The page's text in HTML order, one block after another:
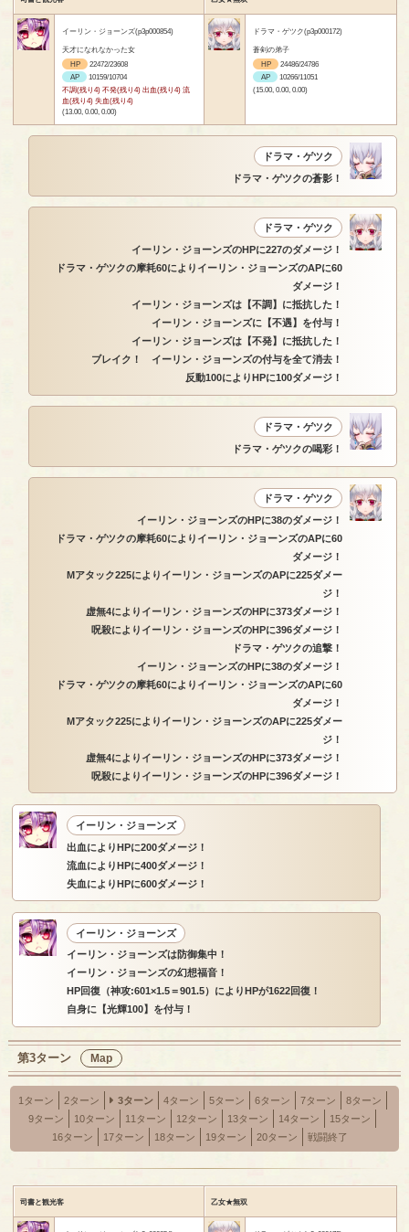
イーリン・ジョーンズ(p3p000854)
天才になれなかった女
HP
22472/23608
AP
10159/10704
不調(残り4) 不発(残り4) 出血(残り4) 流
血(残り4) 失血(残り4)
(13.00, 0.00, 0.00)
ドラマ・ゲツク(p3p000172)
蒼剣の弟子
HP
24486/24786
AP
10266/11051
(15.00, 0.00, 0.00)
ドラマ・ゲツク
ドラマ・ゲツクの蒼影！
ドラマ・ゲツク
イーリン・ジョーンズのHPに227のダメージ！
ドラマ・ゲツクの摩耗60によりイーリン・ジョーンズのAPに60
ダメージ！
イーリン・ジョーンズは【不調】に抵抗した！
イーリン・ジョーンズに【不遇】を付与！
イーリン・ジョーンズは【不発】に抵抗した！
ブレイク！ イーリン・ジョーンズの付与を全て消去！
反動100によりHPに100ダメージ！
ドラマ・ゲツク
ドラマ・ゲツクの喝彩！
ドラマ・ゲツク
イーリン・ジョーンズのHPに38のダメージ！
ドラマ・ゲツクの摩耗60によりイーリン・ジョーンズのAPに60
ダメージ！
Mアタック225によりイーリン・ジョーンズのAPに225ダメー
ジ！
虚無4によりイーリン・ジョーンズのHPに373ダメージ！
呪殺によりイーリン・ジョーンズのHPに396ダメージ！
ドラマ・ゲツクの追撃！
イーリン・ジョーンズのHPに38のダメージ！
ドラマ・ゲツクの摩耗60によりイーリン・ジョーンズのAPに60
ダメージ！
Mアタック225によりイーリン・ジョーンズのAPに225ダメー
ジ！
虚無4によりイーリン・ジョーンズのHPに373ダメージ！
呪殺によりイーリン・ジョーンズのHPに396ダメージ！
イーリン・ジョーンズ
出血によりHPに200ダメージ！
流血によりHPに400ダメージ！
失血によりHPに600ダメージ！
イーリン・ジョーンズ
イーリン・ジョーンズは防御集中！
イーリン・ジョーンズの幻想福音！
HP回復（神攻:601×1.5＝901.5）によりHPが1622回復！
自身に【光輝100】を付与！
第3ターン Map
1ターン 2ターン 3ターン 4ターン 5ターン 6ターン 7ターン
8ターン
9ターン
10ターン 11ターン 12ターン 13ターン 14ターン
15ターン
16ターン
17ターン 18ターン 19ターン 20ターン 戦闘終了
司書と観光客 乙女★無双